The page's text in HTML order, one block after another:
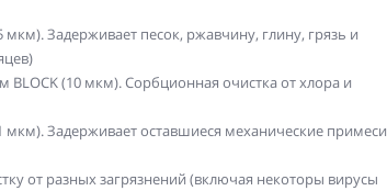
Задерживает песок, ржавчину, глину, грязь и
(10 мкм). Сорбционная очистка от хлора и
Задерживает оставшиеся механические примеси
от разных загрязнений (включая некоторы вирусы